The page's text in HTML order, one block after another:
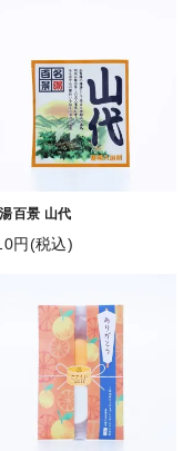
百景 山代
円(税込)